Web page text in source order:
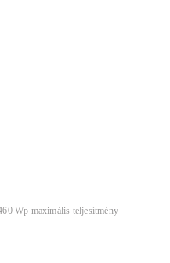
Wp maximális teljesítmény